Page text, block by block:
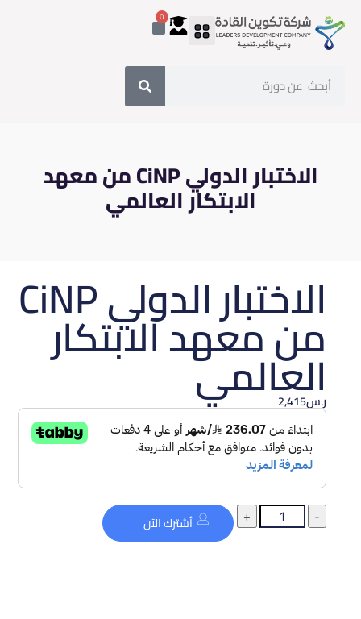
0
الاختبار الدولي CiNP من معهد
الابتكار العالمي
الاختبار الدولي CiNP
من معهد الابتكار
العالمي
ر.س2,415
أشترك الآن